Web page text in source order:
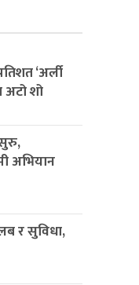
‘अर्ली
अटो शो
अभियान
र सुविधा,